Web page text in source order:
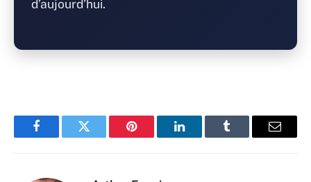
d’aujourd’hui.
FacebookTwitter Pinterest LinkedInTumblr Email